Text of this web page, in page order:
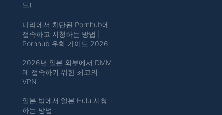
드)
나라에서 차단된 Pornhub에
접속하고 시청하는 방법 |
Pornhub 우회 가이드 2026
2026년 일본 외부에서 DMM
에 접속하기 위한 최고의
VPN
일본 밖에서 일본 Hulu 시청
하는 방법